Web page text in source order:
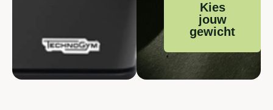
Kies
jouw
gewicht